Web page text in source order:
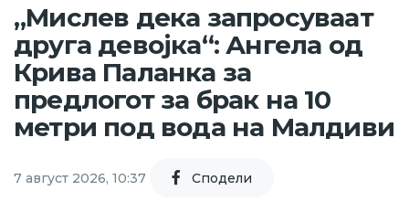
„Мислев дека запросуваат
друга девојка“: Ангела од
Крива Паланка за
предлогот за брак на 10
метри под вода на Малдиви
7 август 2026, 10:37 Cподели